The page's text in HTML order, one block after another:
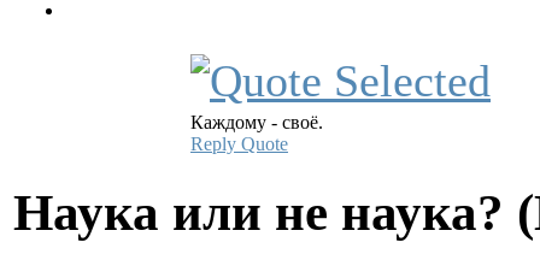
Каждому - своё.
Reply Quote
Hаука или не наука?